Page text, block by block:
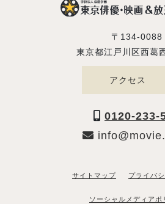
〒134-0088
東京都江戸川区西葛
アクセス
0120-233-
サイトマップ プライバ
ソーシャルメディアポ